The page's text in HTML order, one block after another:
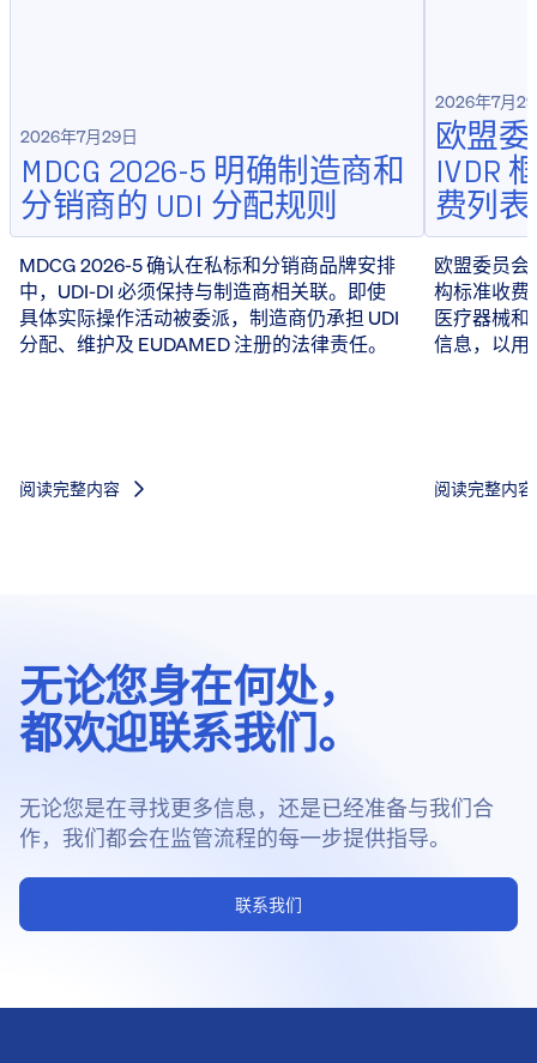
2026年7月29日
MDCG 2026-5 明确制造商和
分销商的 UDI 分配规则
MDCG 2026-5 确认在私标和分销商品牌安排
中，UDI-DI 必须保持与制造商相关联。即使
具体实际操作活动被委派，制造商仍承担 UDI
分配、维护及 EUDAMED 注册的法律责任。
阅读完整内容
2026年7月
欧盟委
IVDR
费列表
欧盟委员会
构标准收费
医疗器械和
信息，以用
阅读完整内容
无论您身在何处，
都欢迎联系我们。
无论您是在寻找更多信息，还是已经准备与我们合
作，我们都会在监管流程的每一步提供指导。
联系我们